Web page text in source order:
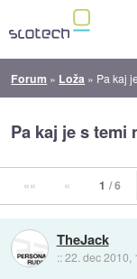
Forum » Loža » Pa kaj
Pa kaj je s temi
«« « 1 / 6
TheJack
::22. dec 2010,